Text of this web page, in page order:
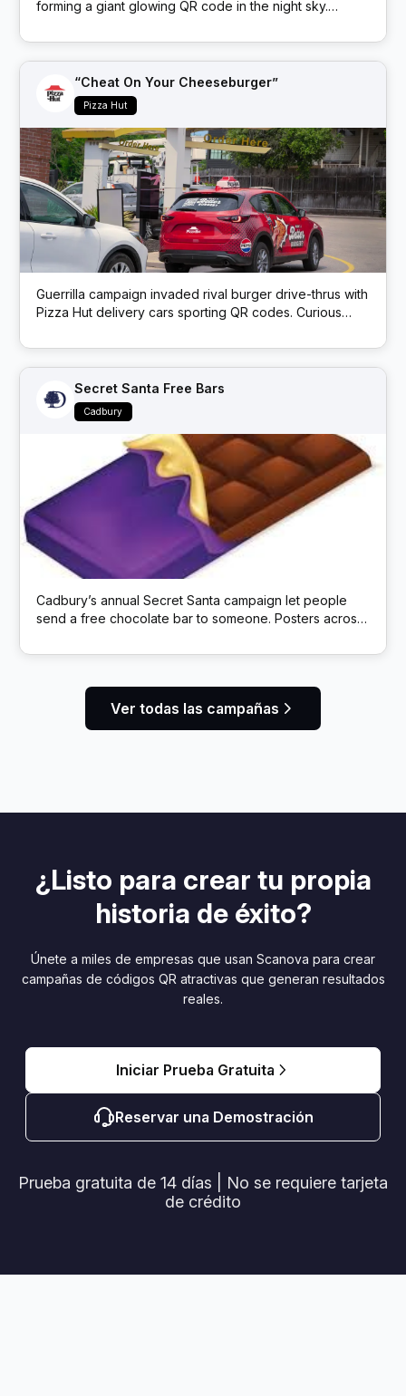
forming a giant glowing QR code in the night sky.
website – a novel marketing stunt blending tech and
spectacle.
“Cheat On Your Cheeseburger”
Pizza Hut
Guerrilla campaign invaded rival burger drive-thrus with
Pizza Hut delivery cars sporting QR codes. Curious
a free Cheeseburger Melt + Pepsi, enticing them to
“cheat” on their usual choice.
Secret Santa Free Bars
Cadbury
Cadbury’s annual Secret Santa campaign let people
send a free chocolate bar to someone. Posters across
choose a Cadbury Dairy Milk to mail anonymously.
Ver todas las campañas
¿Listo para crear tu propia
historia de éxito?
Únete a miles de empresas que usan Scanova para crear
campañas de códigos QR atractivas que generan resultados
reales.
Iniciar Prueba Gratuita
Reservar una Demostración
Prueba gratuita de 14 días | No se requiere tarjeta
de crédito